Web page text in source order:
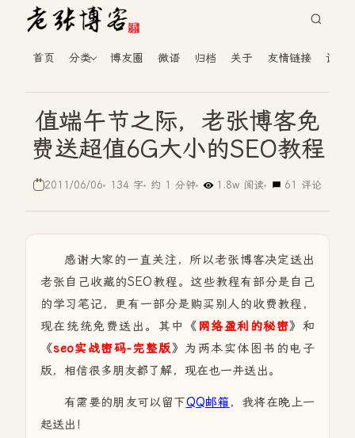
首页 分类 博友圈 微语 归档 关于 友情链接 读者
值端午节之际，老张博客免
费送超值6G大小的SEO教程
2011/06/06 134 字 约 1 分钟 1.8w 阅读 61 评论
感谢大家的一直关注，所以老张博客决定送出
老张自己收藏的SEO教程。这些教程有部分是自己
的学习笔记，更有一部分是购买别人的收费教程，
现在统统免费送出。其中《 网络盈利的秘密》和
《seo实战密码-完整版》为两本实体图书的电子
版，相信很多朋友都了解，现在也一并送出。
有需要的朋友可以留下QQ邮箱 ，我将在晚上一
起送出！